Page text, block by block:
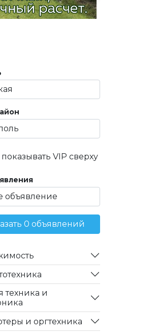
VIP сверху
0 объявлений
техника и
и оргтехника